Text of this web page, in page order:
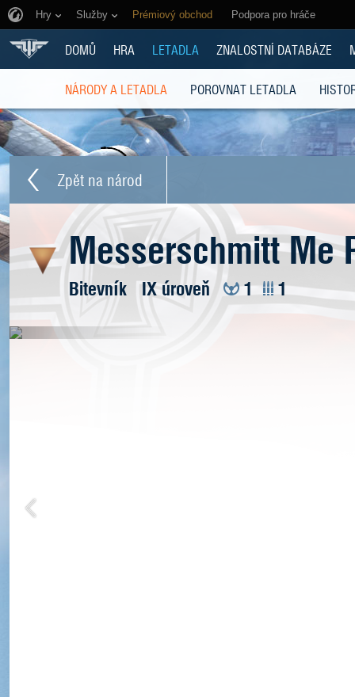
Hry Služby Prémiový obchod Podpora pro hráče
DOMŮ HRA LETADLA ZNALOSTNÍ DATABÁZE
NÁRODY A LETADLA POROVNAT LETADLA
Zpět na národ
Messerschmitt Me
Bitevník IX úroveň 1 1